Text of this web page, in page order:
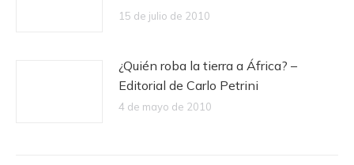
15 de julio de 2010
¿Quién roba la tierra a África? –
Editorial de Carlo Petrini
4 de mayo de 2010